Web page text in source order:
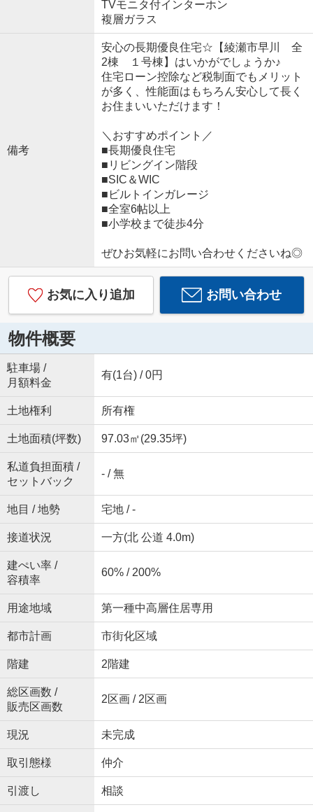
TVモニタ付インターホン
複層ガラス
備考
安心の長期優良住宅☆【綾瀬市早川 全
2棟 １号棟】はいかがでしょうか♪
住宅ローン控除など税制面でもメリット
が多く、性能面はもちろん安心して長く
お住まいいただけます！
＼おすすめポイント／
■長期優良住宅
■リビングイン階段
■SIC＆WIC
■ビルトインガレージ
■全室6帖以上
■小学校まで徒歩4分
ぜひお気軽にお問い合わせくださいね◎
お気に入り追加 お問い合わせ
物件概要
駐車場 /
月額料金
有(1台) / 0円
土地権利 所有権
土地面積(坪数) 97.03㎡(29.35坪)
私道負担面積 /
セットバック
- / 無
地目 / 地勢 宅地 / -
接道状況 一方(北 公道 4.0m)
建ぺい率 /
容積率
60% / 200%
用途地域 第一種中高層住居専用
都市計画 市街化区域
階建 2階建
総区画数 /
販売区画数
2区画 / 2区画
現況 未完成
取引態様 仲介
引渡し 相談